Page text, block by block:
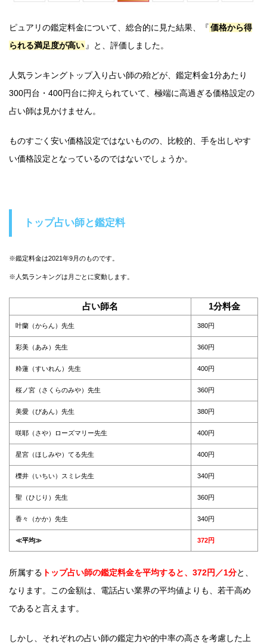
ピュアリの鑑定料金について、総合的に見た結果、『価格から得
られる満足度が高い 』と、評価しました。
人気ランキングトップ入り占い師の殆どが、鑑定料金1分あたり
300円台・400円台に抑えられていて、極端に高過ぎる価格設定の
占い師は見かけません。
ものすごく安い価格設定ではないものの、比較的、手を出しやす
い価格設定となっているのではないでしょうか。
トップ占い師と鑑定料
※鑑定料金は2021年9月のものです。
※人気ランキングは月ごとに変動します。
占い師名 1分料金
叶蘭（からん）先生 380円
彩美（あみ）先生 360円
粋蓮（すいれん）先生 400円
桜ノ宮（さくらのみや）先生 360円
美愛（びあん）先生 380円
咲耶（さや）ローズマリー先生 400円
星宮（ほしみや）てる先生 400円
櫟井（いちい）スミレ先生 340円
聖（ひじり）先生 360円
香々（かか）先生 340円
≪平均≫ 372円
所属する トップ占い師の鑑定料金を平均すると、372円／1分と、
なります。この金額は、電話占い業界の平均値よりも、若干高め
であると言えます。
しかし、それぞれの占い師の鑑定力や的中率の高さを考慮した上